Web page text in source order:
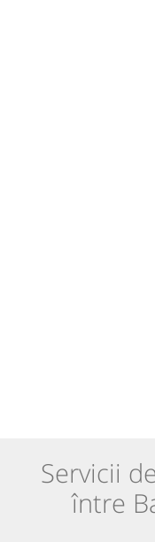
Servicii
între